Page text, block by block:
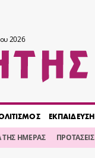
2026
ΕΚΠΑΙΔΕΥΣΗ
ΗΜΕΡΑΣ ΠΡΟΤΑΣΕΙΣ